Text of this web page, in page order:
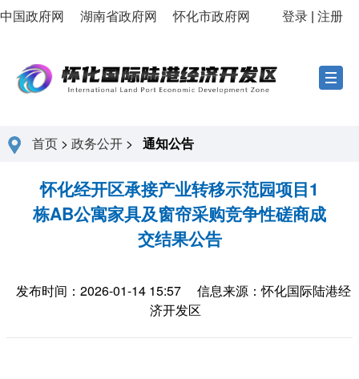
中国政府网 湖南省政府网 怀化市政府网 登录 | 注册
首页 > 政务公开 > 通知公告
怀化经开区承接产业转移示范园项目1
栋AB公寓家具及窗帘采购竞争性磋商成
交结果公告
发布时间：2026-01-14 15:57
信息来源：怀化国际陆港经
济开发区